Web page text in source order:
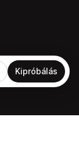
Kipróbálás